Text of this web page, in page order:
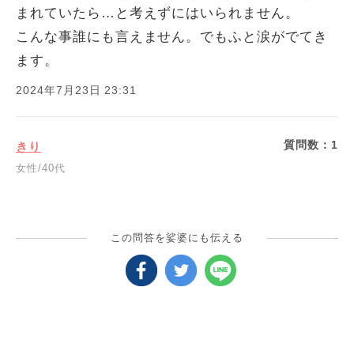
まれていたら…と考えずにはいられません。
こんな事誰にも言えません。でもふと涙がでてき
ます。
2024年7月23日 23:31
きり
女性/40代
質問数： 1
この問答を娑婆にも伝える